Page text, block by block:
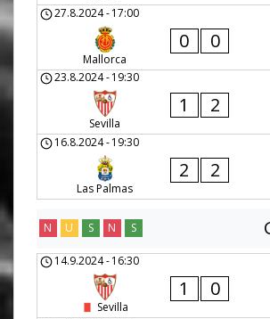
27.8.2024-17:00
Mallorca
0 0
23.8.2024-19:30
Sevilla
1 2
16.8.2024-19:30
Las Palmas
2 2
N U S N S
14.9.2024-16:30
Sevilla
1 0